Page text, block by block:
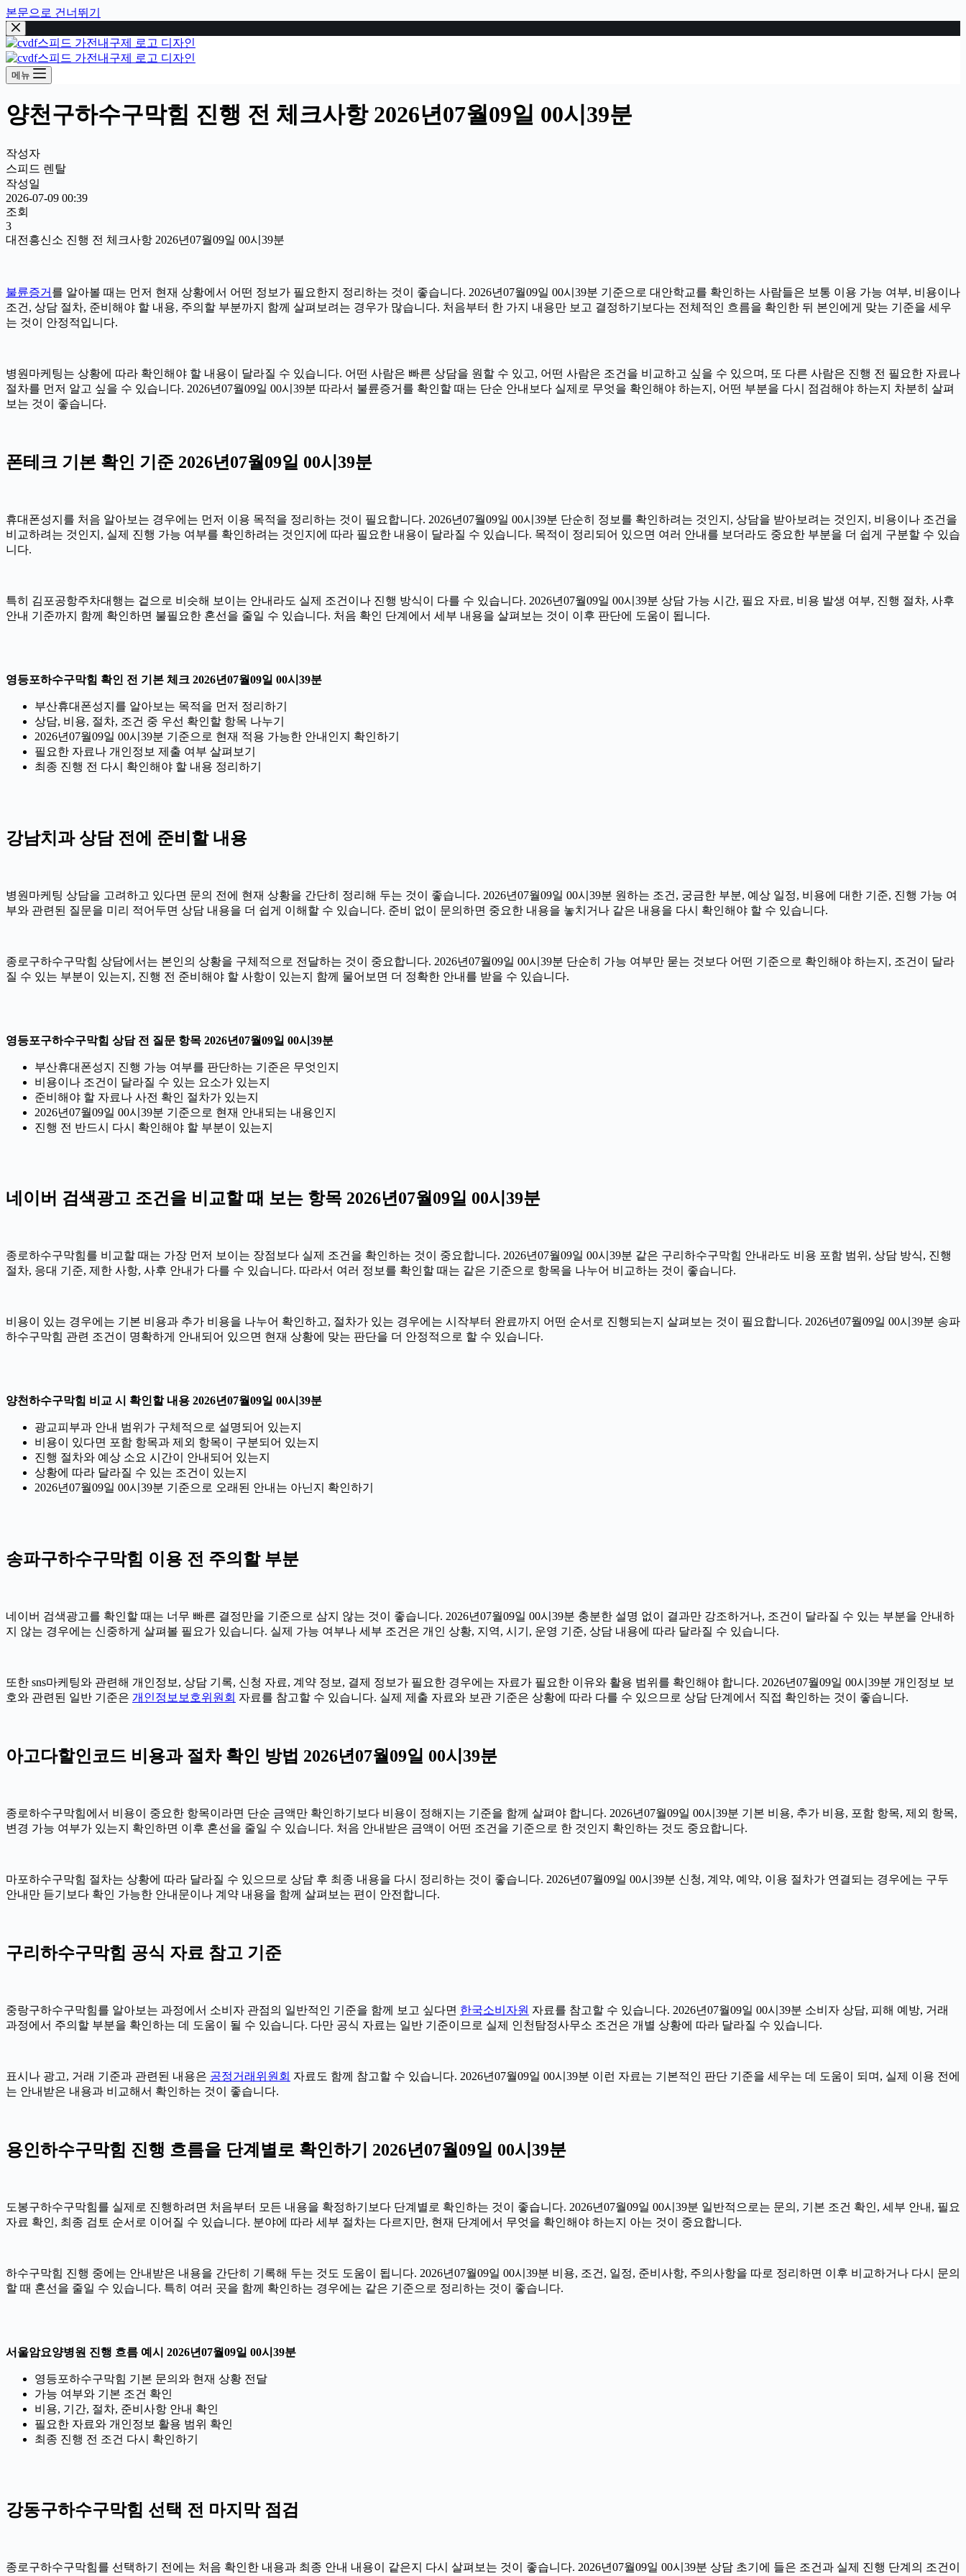
본문으로 건너뛰기
메뉴
양천구하수구막힘 진행 전 체크사항 2026년07월09일 00시39분
작성자
스피드 렌탈
작성일
2026-07-09 00:39
조회
3
대전흥신소 진행 전 체크사항 2026년07월09일 00시39분
불륜증거 를 알아볼 때는 먼저 현재 상황에서 어떤 정보가 필요한지 정리하는 것이 좋습니다. 2026년07월09일 00시39분 기준으로 대안학교를 확인하는 사람들은 보통 이용 가능 여부, 비용이나
조건, 상담 절차, 준비해야 할 내용, 주의할 부분까지 함께 살펴보려는 경우가 많습니다. 처음부터 한 가지 내용만 보고 결정하기보다는 전체적인 흐름을 확인한 뒤 본인에게 맞는 기준을 세우
는 것이 안정적입니다.
병원마케팅는 상황에 따라 확인해야 할 내용이 달라질 수 있습니다. 어떤 사람은 빠른 상담을 원할 수 있고, 어떤 사람은 조건을 비교하고 싶을 수 있으며, 또 다른 사람은 진행 전 필요한 자료나
절차를 먼저 알고 싶을 수 있습니다. 2026년07월09일 00시39분 따라서 불륜증거를 확인할 때는 단순 안내보다 실제로 무엇을 확인해야 하는지, 어떤 부분을 다시 점검해야 하는지 차분히 살펴
보는 것이 좋습니다.
폰테크 기본 확인 기준 2026년07월09일 00시39분
휴대폰성지를 처음 알아보는 경우에는 먼저 이용 목적을 정리하는 것이 필요합니다. 2026년07월09일 00시39분 단순히 정보를 확인하려는 것인지, 상담을 받아보려는 것인지, 비용이나 조건을
비교하려는 것인지, 실제 진행 가능 여부를 확인하려는 것인지에 따라 필요한 내용이 달라질 수 있습니다. 목적이 정리되어 있으면 여러 안내를 보더라도 중요한 부분을 더 쉽게 구분할 수 있습
니다.
특히 김포공항주차대행는 겉으로 비슷해 보이는 안내라도 실제 조건이나 진행 방식이 다를 수 있습니다. 2026년07월09일 00시39분 상담 가능 시간, 필요 자료, 비용 발생 여부, 진행 절차, 사후
안내 기준까지 함께 확인하면 불필요한 혼선을 줄일 수 있습니다. 처음 확인 단계에서 세부 내용을 살펴보는 것이 이후 판단에 도움이 됩니다.
영등포하수구막힘 확인 전 기본 체크 2026년07월09일 00시39분
부산휴대폰성지를 알아보는 목적을 먼저 정리하기
상담, 비용, 절차, 조건 중 우선 확인할 항목 나누기
2026년07월09일 00시39분 기준으로 현재 적용 가능한 안내인지 확인하기
필요한 자료나 개인정보 제출 여부 살펴보기
최종 진행 전 다시 확인해야 할 내용 정리하기
강남치과 상담 전에 준비할 내용
병원마케팅 상담을 고려하고 있다면 문의 전에 현재 상황을 간단히 정리해 두는 것이 좋습니다. 2026년07월09일 00시39분 원하는 조건, 궁금한 부분, 예상 일정, 비용에 대한 기준, 진행 가능 여
부와 관련된 질문을 미리 적어두면 상담 내용을 더 쉽게 이해할 수 있습니다. 준비 없이 문의하면 중요한 내용을 놓치거나 같은 내용을 다시 확인해야 할 수 있습니다.
종로구하수구막힘 상담에서는 본인의 상황을 구체적으로 전달하는 것이 중요합니다. 2026년07월09일 00시39분 단순히 가능 여부만 묻는 것보다 어떤 기준으로 확인해야 하는지, 조건이 달라
질 수 있는 부분이 있는지, 진행 전 준비해야 할 사항이 있는지 함께 물어보면 더 정확한 안내를 받을 수 있습니다.
영등포구하수구막힘 상담 전 질문 항목 2026년07월09일 00시39분
부산휴대폰성지 진행 가능 여부를 판단하는 기준은 무엇인지
비용이나 조건이 달라질 수 있는 요소가 있는지
준비해야 할 자료나 사전 확인 절차가 있는지
2026년07월09일 00시39분 기준으로 현재 안내되는 내용인지
진행 전 반드시 다시 확인해야 할 부분이 있는지
네이버 검색광고 조건을 비교할 때 보는 항목 2026년07월09일 00시39분
종로하수구막힘를 비교할 때는 가장 먼저 보이는 장점보다 실제 조건을 확인하는 것이 중요합니다. 2026년07월09일 00시39분 같은 구리하수구막힘 안내라도 비용 포함 범위, 상담 방식, 진행
절차, 응대 기준, 제한 사항, 사후 안내가 다를 수 있습니다. 따라서 여러 정보를 확인할 때는 같은 기준으로 항목을 나누어 비교하는 것이 좋습니다.
비용이 있는 경우에는 기본 비용과 추가 비용을 나누어 확인하고, 절차가 있는 경우에는 시작부터 완료까지 어떤 순서로 진행되는지 살펴보는 것이 필요합니다. 2026년07월09일 00시39분 송파
하수구막힘 관련 조건이 명확하게 안내되어 있으면 현재 상황에 맞는 판단을 더 안정적으로 할 수 있습니다.
양천하수구막힘 비교 시 확인할 내용 2026년07월09일 00시39분
광교피부과 안내 범위가 구체적으로 설명되어 있는지
비용이 있다면 포함 항목과 제외 항목이 구분되어 있는지
진행 절차와 예상 소요 시간이 안내되어 있는지
상황에 따라 달라질 수 있는 조건이 있는지
2026년07월09일 00시39분 기준으로 오래된 안내는 아닌지 확인하기
송파구하수구막힘 이용 전 주의할 부분
네이버 검색광고를 확인할 때는 너무 빠른 결정만을 기준으로 삼지 않는 것이 좋습니다. 2026년07월09일 00시39분 충분한 설명 없이 결과만 강조하거나, 조건이 달라질 수 있는 부분을 안내하
지 않는 경우에는 신중하게 살펴볼 필요가 있습니다. 실제 가능 여부나 세부 조건은 개인 상황, 지역, 시기, 운영 기준, 상담 내용에 따라 달라질 수 있습니다.
또한 sns마케팅와 관련해 개인정보, 상담 기록, 신청 자료, 계약 정보, 결제 정보가 필요한 경우에는 자료가 필요한 이유와 활용 범위를 확인해야 합니다. 2026년07월09일 00시39분 개인정보 보
호와 관련된 일반 기준은 개인정보보호위원회 자료를 참고할 수 있습니다. 실제 제출 자료와 보관 기준은 상황에 따라 다를 수 있으므로 상담 단계에서 직접 확인하는 것이 좋습니다.
아고다할인코드 비용과 절차 확인 방법 2026년07월09일 00시39분
종로하수구막힘에서 비용이 중요한 항목이라면 단순 금액만 확인하기보다 비용이 정해지는 기준을 함께 살펴야 합니다. 2026년07월09일 00시39분 기본 비용, 추가 비용, 포함 항목, 제외 항목,
변경 가능 여부가 있는지 확인하면 이후 혼선을 줄일 수 있습니다. 처음 안내받은 금액이 어떤 조건을 기준으로 한 것인지 확인하는 것도 중요합니다.
마포하수구막힘 절차는 상황에 따라 달라질 수 있으므로 상담 후 최종 내용을 다시 정리하는 것이 좋습니다. 2026년07월09일 00시39분 신청, 계약, 예약, 이용 절차가 연결되는 경우에는 구두
안내만 듣기보다 확인 가능한 안내문이나 계약 내용을 함께 살펴보는 편이 안전합니다.
구리하수구막힘 공식 자료 참고 기준
중랑구하수구막힘를 알아보는 과정에서 소비자 관점의 일반적인 기준을 함께 보고 싶다면 한국소비자원 자료를 참고할 수 있습니다. 2026년07월09일 00시39분 소비자 상담, 피해 예방, 거래
과정에서 주의할 부분을 확인하는 데 도움이 될 수 있습니다. 다만 공식 자료는 일반 기준이므로 실제 인천탐정사무소 조건은 개별 상황에 따라 달라질 수 있습니다.
표시나 광고, 거래 기준과 관련된 내용은 공정거래위원회 자료도 함께 참고할 수 있습니다. 2026년07월09일 00시39분 이런 자료는 기본적인 판단 기준을 세우는 데 도움이 되며, 실제 이용 전에
는 안내받은 내용과 비교해서 확인하는 것이 좋습니다.
용인하수구막힘 진행 흐름을 단계별로 확인하기 2026년07월09일 00시39분
도봉구하수구막힘를 실제로 진행하려면 처음부터 모든 내용을 확정하기보다 단계별로 확인하는 것이 좋습니다. 2026년07월09일 00시39분 일반적으로는 문의, 기본 조건 확인, 세부 안내, 필요
자료 확인, 최종 검토 순서로 이어질 수 있습니다. 분야에 따라 세부 절차는 다르지만, 현재 단계에서 무엇을 확인해야 하는지 아는 것이 중요합니다.
하수구막힘 진행 중에는 안내받은 내용을 간단히 기록해 두는 것도 도움이 됩니다. 2026년07월09일 00시39분 비용, 조건, 일정, 준비사항, 주의사항을 따로 정리하면 이후 비교하거나 다시 문의
할 때 혼선을 줄일 수 있습니다. 특히 여러 곳을 함께 확인하는 경우에는 같은 기준으로 정리하는 것이 좋습니다.
서울암요양병원 진행 흐름 예시 2026년07월09일 00시39분
영등포하수구막힘 기본 문의와 현재 상황 전달
가능 여부와 기본 조건 확인
비용, 기간, 절차, 준비사항 안내 확인
필요한 자료와 개인정보 활용 범위 확인
최종 진행 전 조건 다시 확인하기
강동구하수구막힘 선택 전 마지막 점검
종로구하수구막힘를 선택하기 전에는 처음 확인한 내용과 최종 안내 내용이 같은지 다시 살펴보는 것이 좋습니다. 2026년07월09일 00시39분 상담 초기에 들은 조건과 실제 진행 단계의 조건이